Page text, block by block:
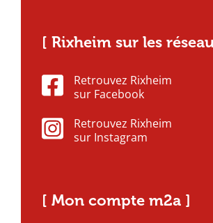
[ Rixheim sur les
Retrouvez Rixheim
sur Facebook
Retrouvez Rixheim
sur Instagram
[ Mon compte m2a ]